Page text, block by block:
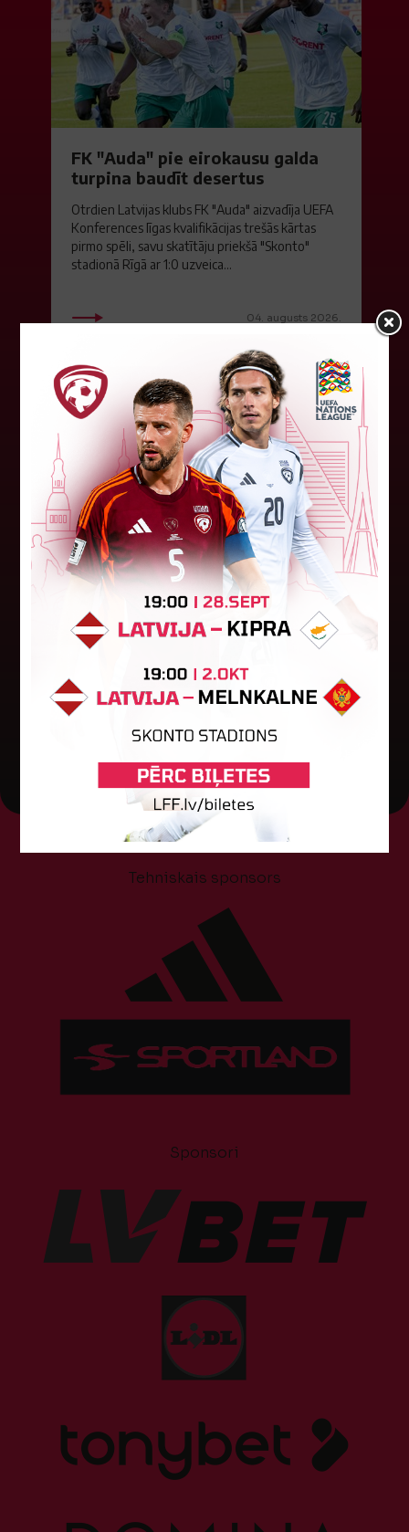
FK "Auda" pie eirokausu galda
turpina baudīt desertus
Otrdien Latvijas klubs FK "Auda" aizvadīja UEFA
Konferences līgas kvalifikācijas trešās kārtas
pirmo spēli, savu skatītāju priekšā "Skonto"
stadionā Rīgā ar 1:0 uzveica...
04. augusts 2026.
Latvijas tiesnešiem uztic darbu
UEFA Eiropas līgā
Latvijas tiesnešu brigāde apkalpos UEFA Eiropas
līgas kvalifikācijas spēli šovakar Dublinā starp
"Shamrock Rovers" un "Egnatia" komandām.
04. augusts 2026.
Tehniskais sponsors
Sponsori